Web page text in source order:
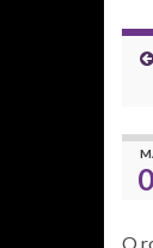
O